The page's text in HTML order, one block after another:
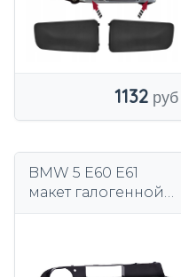
1132
BMW 5 E60 E61
макет галогенной